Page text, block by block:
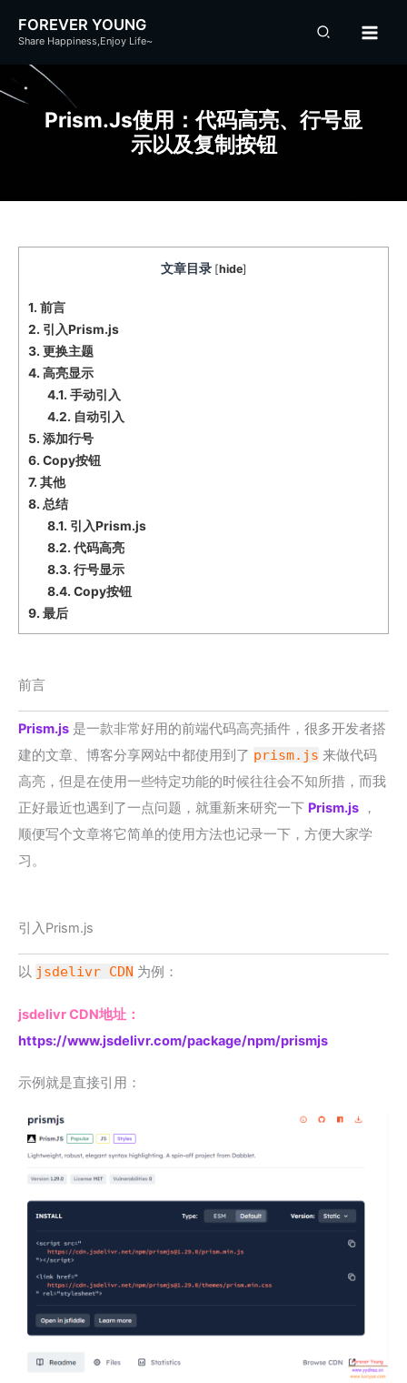
FOREVER YOUNG
Share Happiness,Enjoy Life~
Prism.js使用：代码高亮、行号显
示以及复制按钮
文章目录 [hide]
1. 前言
2. 引入Prism.js
3. 更换主题
4. 高亮显示
4.1. 手动引入
4.2. 自动引入
5. 添加行号
6. Copy按钮
7. 其他
8. 总结
8.1. 引入Prism.js
8.2. 代码高亮
8.3. 行号显示
8.4. Copy按钮
9. 最后
前言
Prism.js 是一款非常好用的前端代码高亮插件，很多开发者搭
建的文章、博客分享网站中都使用到了 prism.js 来做代码
高亮，但是在使用一些特定功能的时候往往会不知所措，而我
正好最近也遇到了一点问题，就重新来研究一下 Prism.js ，
顺便写个文章将它简单的使用方法也记录一下，方便大家学
习。
引入Prism.js
以 jsdelivr CDN 为例：
jsdelivr CDN地址：
https://www.jsdelivr.com/package/npm/prismjs
示例就是直接引用：